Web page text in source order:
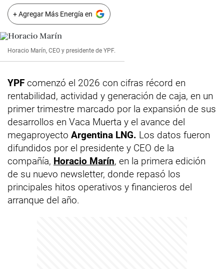
+ Agregar Más Energía en
Horacio Marín, CEO y presidente de YPF.
YPF comenzó el 2026 con cifras récord en
rentabilidad, actividad y generación de caja, en un
primer trimestre marcado por la expansión de sus
desarrollos en Vaca Muerta y el avance del
megaproyecto Argentina LNG. Los datos fueron
difundidos por el presidente y CEO de la
compañía, Horacio Marín, en la primera edición
de su nuevo newsletter, donde repasó los
principales hitos operativos y financieros del
arranque del año.